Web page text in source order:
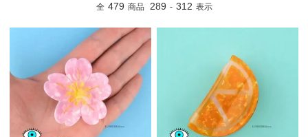
全 479 商品 289 - 312 表示